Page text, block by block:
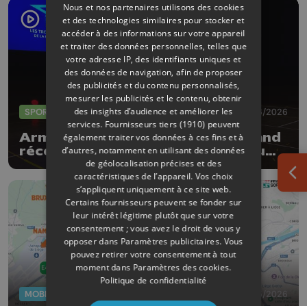
SPORTS 04/06/2026
Armand Marchant et Julie Allemand
récompensés par les Trophées du
sport de la Province de Liège
MOBILITÉ 29/05/2026
Nous et nos partenaires utilisons des cookies
et des technologies similaires pour stocker et
accéder à des informations sur votre appareil
et traiter des données personnelles, telles que
votre adresse IP, des identifiants uniques et
des données de navigation, afin de proposer
des publicités et du contenu personnalisés,
mesurer les publicités et le contenu, obtenir
des insights d’audience et améliorer les
services. Fournisseurs tiers (1910) peuvent
également traiter vos données à ces fins et à
d’autres, notamment en utilisant des données
de géolocalisation précises et des
caractéristiques de l’appareil. Vos choix
s’appliquent uniquement à ce site web.
Certains fournisseurs peuvent se fonder sur
leur intérêt légitime plutôt que sur votre
consentement ; vous avez le droit de vous y
opposer dans Paramètres publicitaires. Vous
pouvez retirer votre consentement à tout
moment dans Paramètres des cookies.
Politique de confidentialité